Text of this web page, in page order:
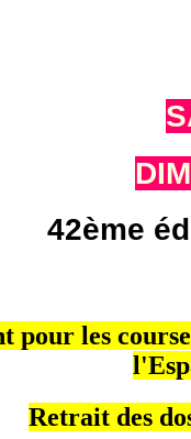
42ème
pour les
Retrait des